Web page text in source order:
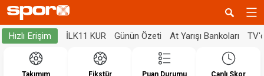
Hızlı Erişim İLK11 KUR Günün Özeti At Yarışı Bankoları
Takımım Fikstür Puan Durumu Canlı Skor